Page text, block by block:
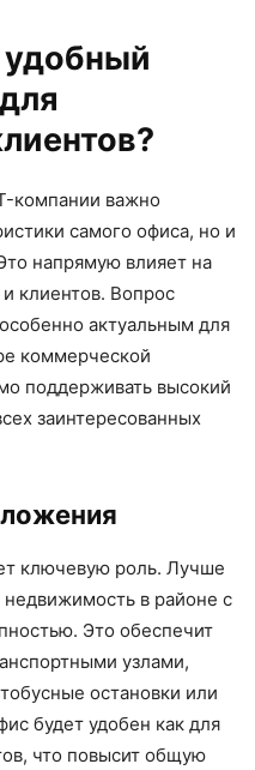
удобный
компании важно
самого офиса, но и
напрямую влияет на
клиентов. Вопрос
актуальным для
коммерческой
поддерживать высокий
заинтересованных
ключевую роль. Лучше
в районе с
Это обеспечит
узлами,
остановки или
будет удобен как для
что повысит общую